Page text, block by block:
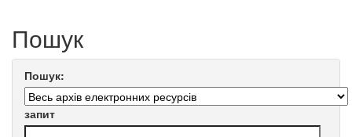
Пошук
Пошук:
запит